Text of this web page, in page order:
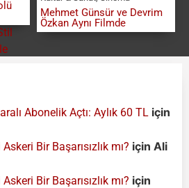
Mehmet Günsür ve Devrim
Özkan Aynı Filmde
Abonelik Açtı: Aylık 60 TL için
Bir Başarısızlık mı? için Ali
Bir Başarısızlık mı? için